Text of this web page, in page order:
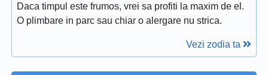
Daca timpul este frumos, vrei sa profiti la maxim de el.
O plimbare in parc sau chiar o alergare nu strica.
Vezi zodia ta